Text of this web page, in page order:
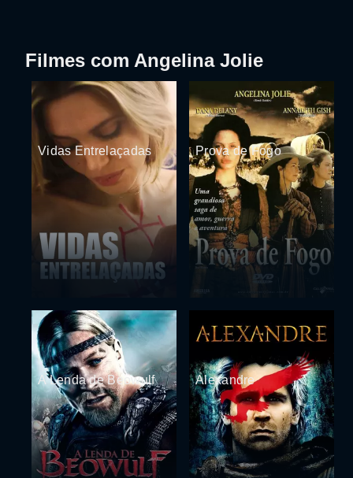
Filmes com Angelina Jolie
Vidas Entrelaçadas Prova de Fogo
A Lenda de Beowulf Alexandre